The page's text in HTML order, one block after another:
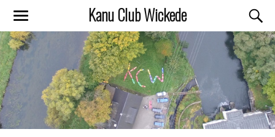
Kanu Club Wickede